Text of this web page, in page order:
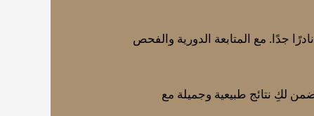
جدًا. مع المتابعة الدورية والفحص
لكِ نتائج طبيعية وجميلة مع